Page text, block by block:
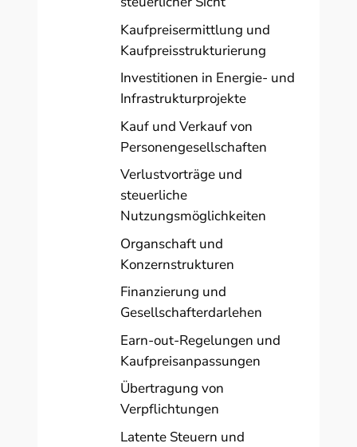
Kaufpreisermittlung und
Kaufpreisstrukturierung
Investitionen in Energie- und
Infrastrukturprojekte
Kauf und Verkauf von
Personengesellschaften
Verlustvorträge und
steuerliche
Nutzungsmöglichkeiten
Organschaft und
Konzernstrukturen
Finanzierung und
Gesellschafterdarlehen
Earn-out-Regelungen und
Kaufpreisanpassungen
Übertragung von
Verpflichtungen
Latente Steuern und